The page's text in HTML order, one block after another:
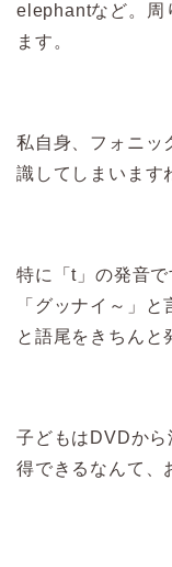
elephantなど。周
ます。
私自身、フォニッ
識してしまいます
特に「t」の発音
「グッナイ～」
と語尾をきちんと
子どもはDVDか
得できるなんて、